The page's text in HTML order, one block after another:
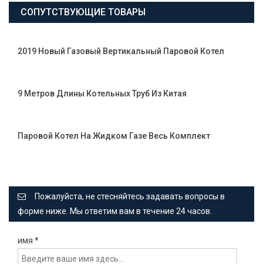
СОПУТСТВУЮЩИЕ ТОВАРЫ
2019 Новый Газовый Вертикальный Паровой Котел
9 Метров Длины Котельных Труб Из Китая
Паровой Котел На Жидком Газе Весь Комплект
Пожалуйста, не стесняйтесь задавать вопросы в
форме ниже. Мы ответим вам в течение 24 часов.
имя *